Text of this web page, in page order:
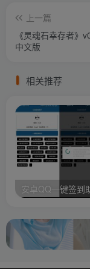
上一篇
《灵魂石幸存者》
中文版
相关推荐
安卓QQ一键签到